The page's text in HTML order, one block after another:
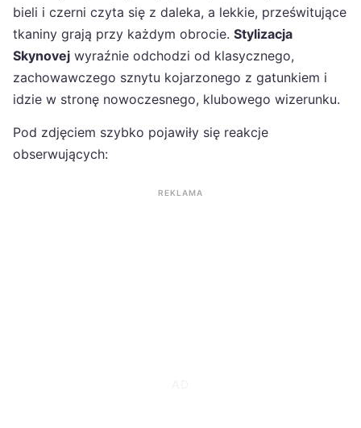
bieli i czerni czyta się z daleka, a lekkie, prześwitujące
tkaniny grają przy każdym obrocie. Stylizacja
Skynovej wyraźnie odchodzi od klasycznego,
zachowawczego sznytu kojarzonego z gatunkiem i
idzie w stronę nowoczesnego, klubowego wizerunku.
Pod zdjęciem szybko pojawiły się reakcje
obserwujących:
REKLAMA